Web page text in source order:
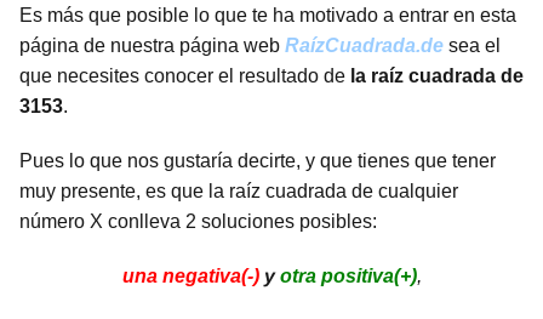
Es más que posible lo que te ha motivado a entrar en esta
página de nuestra página web RaízCuadrada.de sea el
que necesites conocer el resultado de la raíz cuadrada de
3153.
Pues lo que nos gustaría decirte, y que tienes que tener
muy presente, es que la raíz cuadrada de cualquier
número X conlleva 2 soluciones posibles:
una negativa(-)yotra positiva(+),